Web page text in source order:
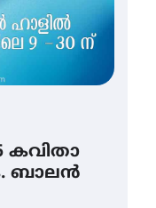
കവിതാ
ബാലൻ
വറീത്